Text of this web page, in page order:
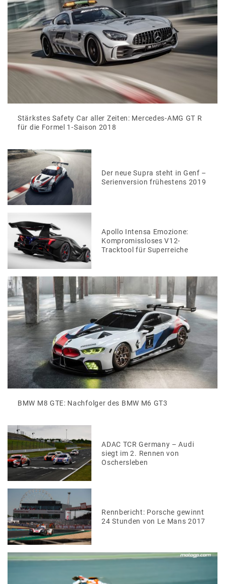
Stärkstes Safety Car aller Zeiten: Mercedes-AMG GT R
für die Formel 1-Saison 2018
Der neue Supra steht in Genf –
Serienversion frühestens 2019
Apollo Intensa Emozione:
Kompromissloses V12-
Tracktool für Superreiche
BMW M8 GTE: Nachfolger des BMW M6 GT3
ADAC TCR Germany – Audi
siegt im 2. Rennen von
Oschersleben
Rennbericht: Porsche gewinnt
24 Stunden von Le Mans 2017